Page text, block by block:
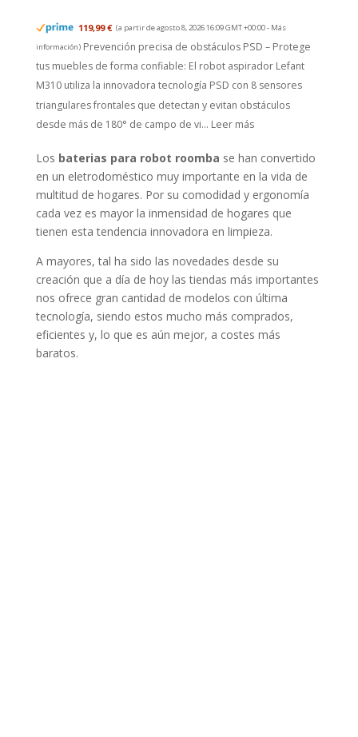
119,99 € (a partir de agosto 8, 2026 16:09 GMT +00:00 - Más
información) Prevención precisa de obstáculos PSD – Protege
tus muebles de forma confiable: El robot aspirador Lefant
M310 utiliza la innovadora tecnología PSD con 8 sensores
triangulares frontales que detectan y evitan obstáculos
desde más de 180° de campo de vi... Leer más
Los baterias para robot roomba se han convertido
en un eletrodoméstico muy importante en la vida de
multitud de hogares. Por su comodidad y ergonomía
cada vez es mayor la inmensidad de hogares que
tienen esta tendencia innovadora en limpieza.
A mayores, tal ha sido las novedades desde su
creación que a día de hoy las tiendas más importantes
nos ofrece gran cantidad de modelos con última
tecnología, siendo estos mucho más comprados,
eficientes y, lo que es aún mejor, a costes más
baratos.